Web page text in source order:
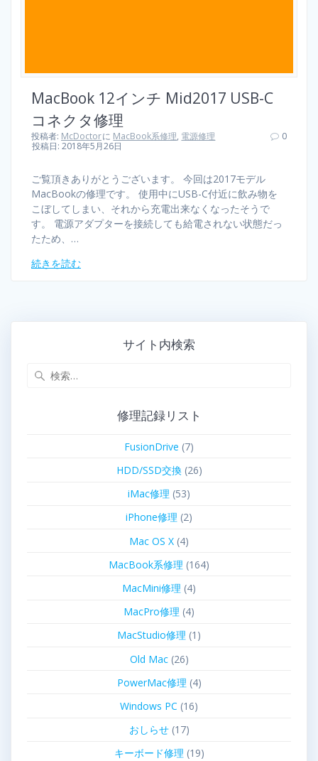
MacBook 12インチ Mid2017 USB-C
コネクタ修理
投稿者: McDoctorに MacBook系修理, 電源修理
投稿日: 2018年5月26日
0
ご覧頂きありがとうございます。 今回は2017モデル
MacBookの修理です。 使用中にUSB-C付近に飲み物を
こぼしてしまい、それから充電出来なくなったそうで
す。 電源アダプターを接続しても給電されない状態だっ
たため、…
続きを読む
サイト内検索
修理記録リスト
FusionDrive (7)
HDD/SSD交換(26)
iMac修理 (53)
iPhone修理 (2)
Mac OS X (4)
MacBook系修理 (164)
MacMini修理 (4)
MacPro修理 (4)
MacStudio修理 (1)
Old Mac(26)
PowerMac修理 (4)
Windows PC (16)
おしらせ(17)
キーボード修理 (19)